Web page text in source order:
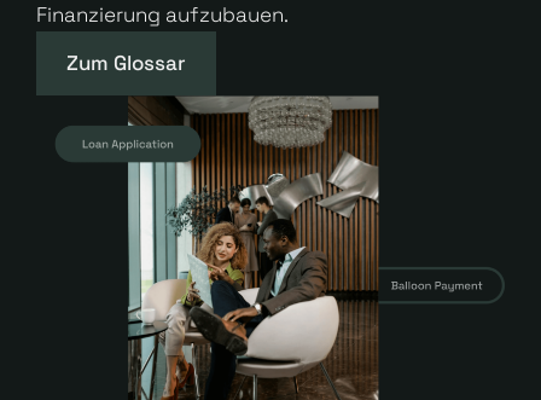
Finanzierung aufzubauen.
Zum Glossar